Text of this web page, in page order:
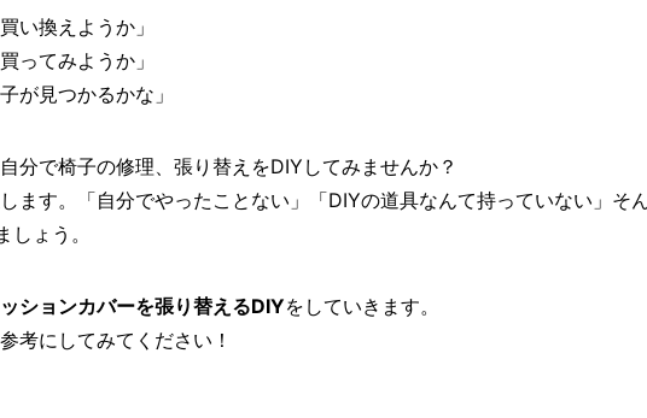
い換えようか」
ってみようか」
が見つかるかな」
で椅子の修理、張り替えをDIYしてみませんか？
ます。「自分でやったことない」「DIYの道具なんて持っていない」そ
ょう。
ションカバーを張り替えるDIYをしていきます。
考にしてみてください！